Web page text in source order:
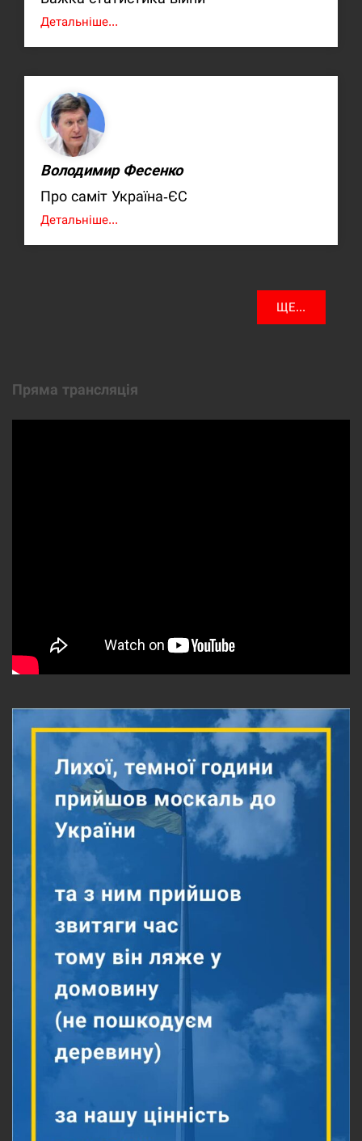
Детальніше...
Володимир Фесенко
Про саміт Україна-ЄС
Детальніше...
ЩЕ...
Пряма трансляція